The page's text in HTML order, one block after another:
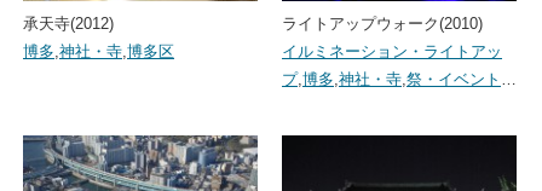
承天寺(2012)
博多,神社・寺,博多区
ライトアップウォーク(2010)
イルミネーション・ライトアッ
プ,博多,神社・寺,祭・イベント …